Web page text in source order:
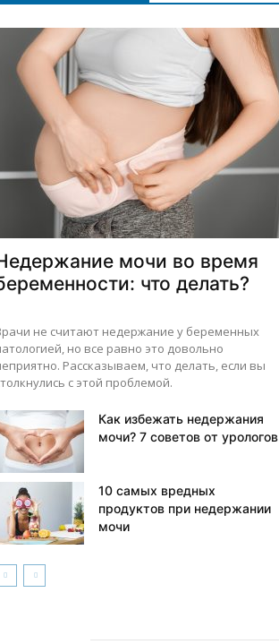
мочи во время
что делать?
не считают недержание у беременных
но все равно это довольно
Рассказываем, что делать, если вы
с этой проблемой.
Как избежать недержания
мочи? 7 советов от урологов
10 самых вредных
продуктов при недержании
мочи